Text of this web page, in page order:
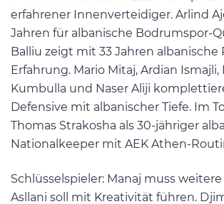
erfahrener Innenverteidiger. Arlind
Jahren für albanische Bodrumspor-
Balliu zeigt mit 33 Jahren albanische
Erfahrung. Mario Mitaj, Ardian Ismajli,
Kumbulla und Naser Aliji
Defensive mit albanischer Tiefe. Im
Thomas Strakosha als 30-jähriger
Nationalkeeper mit AEK Athen-
Schlüsselspieler: Manaj muss weitere
Asllani soll mit Kreativität führen.